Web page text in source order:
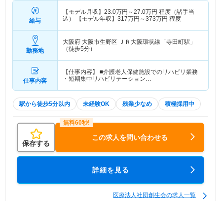
給与
【モデル月収】 23.0万円～27.0万円 程度（諸手当
込） 【モデル年収】 317万円～373万円 程度
勤務地
大阪府 大阪市生野区 ＪＲ大阪環状線「寺田町駅」
（徒歩5分）
仕事内容
【仕事内容】 ■介護老人保健施設でのリハビリ業務
・短期集中リハビリテーション…
駅から徒歩5分以内 未経験OK 残業少なめ 積極採用中
保存する
この求人を問い合わせる
詳細を見る
医療法人社団創生会の求人一覧